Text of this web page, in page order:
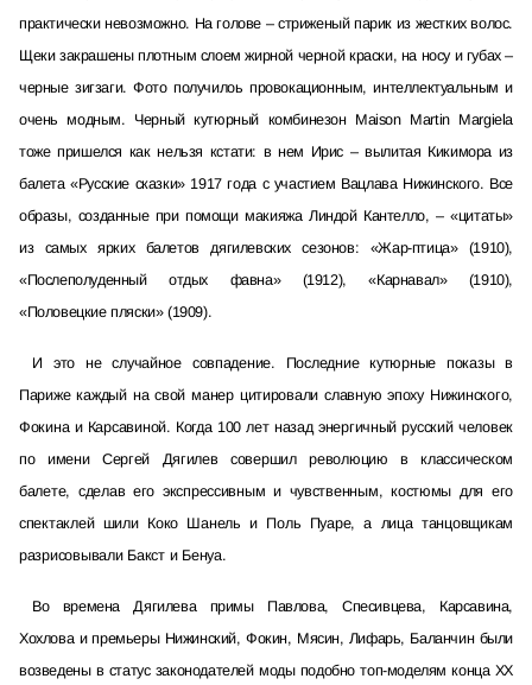
практически невозможно. На голове – стриженый парик из жестких волос.
Щеки закрашены плотным слоем жирной черной краски, на носу и губах –
черные зигзаги. Фото получилоь провокационным, интеллектуальным и
очень модным. Черный кутюрный комбинезон Maison Martin Margiela
тоже пришелся как нельзя кстати: в нем Ирис – вылитая Кикимора из
балета «Русские сказки» 1917 года с участием Вацлава Нижинского. Все
образы, созданные при помощи макияжа Линдой Кантелло, – «цитаты»
из самых ярких балетов дягилевских сезонов: «Жар-птица» (1910),
«Послеполуденный отдых фавна» (1912), «Карнавал» (1910),
«Половецкие пляски» (1909).
И это не случайное совпадение. Последние кутюрные показы в
Париже каждый на свой манер цитировали славную эпоху Нижинского,
Фокина и Карсавиной. Когда 100 лет назад энергичный русский человек
по имени Сергей Дягилев совершил революцию в классическом
балете, сделав его экспрессивным и чувственным, костюмы для его
спектаклей шили Коко Шанель и Поль Пуаре, а лица танцовщикам
разрисовывали Бакст и Бенуа.
Во времена Дягилева примы Павлова, Спесивцева, Карсавина,
Хохлова и премьеры Нижинский, Фокин, Мясин, Лифарь, Баланчин были
возведены в статус законодателей моды подобно топ-моделям конца XX